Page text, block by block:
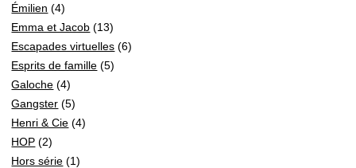
Émilien (4)
Emma et Jacob (13)
Escapades virtuelles (6)
Esprits de famille (5)
Galoche (4)
Gangster (5)
Henri & Cie (4)
HOP (2)
Hors série (1)